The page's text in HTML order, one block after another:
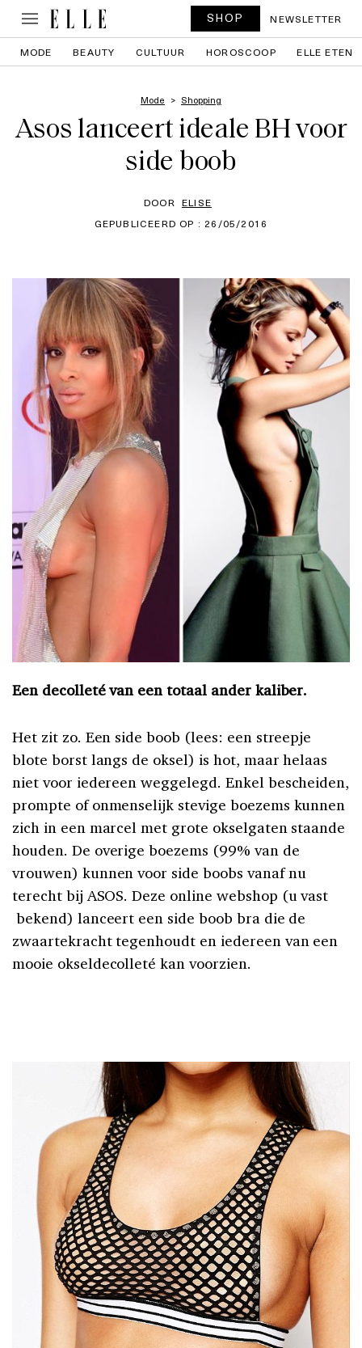
SHOP NEWSLETTER
MODE BEAUTY CULTUUR HOROSCOOP ELLE ETEN
Mode Shopping
Asos lanceert ideale BH voor
side boob
DOOR ELISE
GEPUBLICEERD OP : 26/05/2016
Een decolleté van een totaal ander kaliber.
Het zit zo. Een side boob (lees: een streepje
blote borst langs de oksel) is hot, maar helaas
niet voor iedereen weggelegd. Enkel bescheiden,
prompte of onmenselijk stevige boezems kunnen
zich in een marcel met grote okselgaten staande
houden. De overige boezems (99% van de
vrouwen) kunnen voor side boobs vanaf nu
terecht bij ASOS. Deze online webshop (u vast
bekend) lanceert een side boob bra die de
zwaartekracht tegenhoudt en iedereen van een
mooie okseldecolleté kan voorzien.